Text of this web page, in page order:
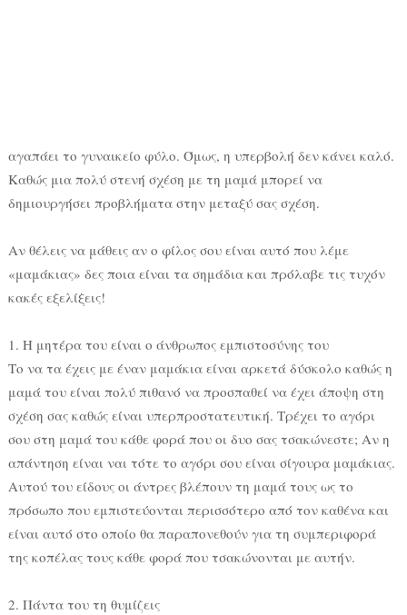
αγαπάει το γυναικείο φύλο. Όμως, η υπερβολή δεν κάνει καλό.
Καθώς μια πολύ στενή σχέση με τη μαμά μπορεί να
δημιουργήσει προβλήματα στην μεταξύ σας σχέση.
Αν θέλεις να μάθεις αν ο φίλος σου είναι αυτό που λέμε
«μαμάκιας» δες ποια είναι τα σημάδια και πρόλαβε τις τυχόν
κακές εξελίξεις!
1. Η μητέρα του είναι ο άνθρωπος εμπιστοσύνης του
Το να τα έχεις με έναν μαμάκια είναι αρκετά δύσκολο καθώς η
μαμά του είναι πολύ πιθανό να προσπαθεί να έχει άποψη στη
σχέση σας καθώς είναι υπερπροστατευτική. Τρέχει το αγόρι
σου στη μαμά του κάθε φορά που οι δυο σας τσακώνεστε; Αν η
απάντηση είναι ναι τότε το αγόρι σου είναι σίγουρα μαμάκιας.
Αυτού του είδους οι άντρες βλέπουν τη μαμά τους ως το
πρόσωπο που εμπιστεύονται περισσότερο από τον καθένα και
είναι αυτό στο οποίο θα παραπονεθούν για τη συμπεριφορά
της κοπέλας τους κάθε φορά που τσακώνονται με αυτήν.
2. Πάντα του τη θυμίζεις